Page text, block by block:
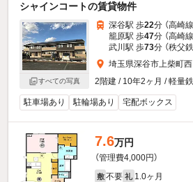
シャインコートの賃貸物件
すべての写真
深谷駅 歩22分 （高崎線
籠原駅 歩47分 （高崎線
武川駅 歩73分 （秩父鉄
埼玉県深谷市上柴町
2階建 / 10年2ヶ月 / 軽量
駐車場あり 駐輪場あり 宅配ボックス
7.6万円
（管理費4,000円）
敷 不要 礼 1.0ヶ月